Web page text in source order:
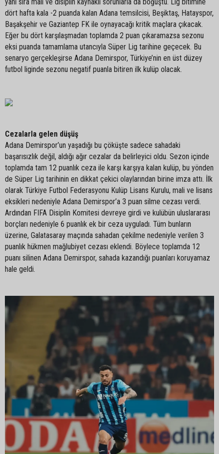
dört hafta kala -2 puanda kalan Adana temsilcisi, Beşiktaş, Hatayspor,
Başakşehir ve Gaziantep FK ile oynayacağı kritik maçlara çıkacak.
Eğer bu dört karşılaşmadan toplamda 2 puan çıkaramazsa sezonu
eksi puanda tamamlama utancıyla Süper Lig tarihine geçecek. Bu
senaryo gerçekleşirse Adana Demirspor, Türkiye’nin en üst düzey
futbol liginde sezonu negatif puanla bitiren ilk kulüp olacak.
Cezalarla gelen düşüş
Adana Demirspor’un yaşadığı bu çöküşte sadece sahadaki
başarısızlık değil, aldığı ağır cezalar da belirleyici oldu. Sezon içinde
toplamda tam 12 puanlık ceza ile karşı karşıya kalan kulüp, bu yönden
de Süper Lig tarihinin en dikkat çekici olaylarından birine imza attı. İlk
olarak Türkiye Futbol Federasyonu Kulüp Lisans Kurulu, mali ve lisans
eksikleri nedeniyle Adana Demirspor’a 3 puan silme cezası verdi.
Ardından FIFA Disiplin Komitesi devreye girdi ve kulübün uluslararası
borçları nedeniyle 6 puanlık ek bir ceza uyguladı. Tüm bunların
üzerine, Galatasaray maçında sahadan çekilme nedeniyle verilen 3
puanlık hükmen mağlubiyet cezası eklendi. Böylece toplamda 12
puanı silinen Adana Demirspor, sahada kazandığı puanları koruyamaz
hale geldi.